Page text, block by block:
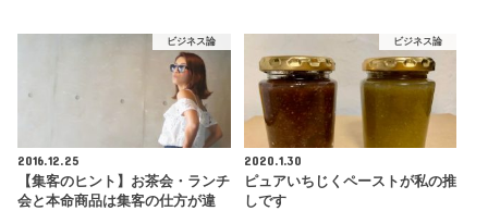
ビジネス論
2016.12.25
【集客のヒント】お茶会・ランチ
会と本命商品は集客の仕方が違
ビジネス論
2020.1.30
ピュアいちじくペーストが私の推
しです